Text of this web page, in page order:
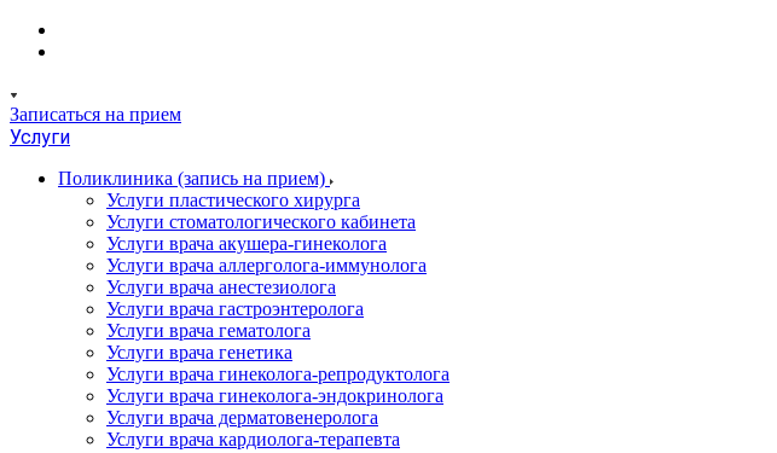
Записаться на прием
Услуги
Поликлиника (запись на прием)
Услуги пластического хирурга
Услуги стоматологического кабинета
Услуги врача акушера-гинеколога
Услуги врача аллерголога-иммунолога
Услуги врача анестезиолога
Услуги врача гастроэнтеролога
Услуги врача гематолога
Услуги врача генетика
Услуги врача гинеколога-репродуктолога
Услуги врача гинеколога-эндокринолога
Услуги врача дерматовенеролога
Услуги врача кардиолога-терапевта